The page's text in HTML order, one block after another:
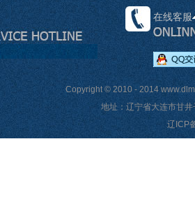
在线客服
Copyright © 2010 - 2014
地址：辽宁省大连市甘
辽ICP